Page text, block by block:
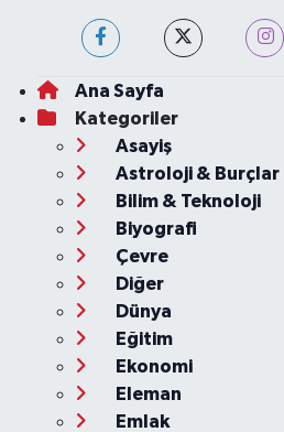
Ana Sayfa
Kategoriler
Asayiş
Astroloji & Burçlar
Bilim & Teknoloji
Biyografi
Çevre
Diğer
Dünya
Eğitim
Ekonomi
Eleman
Emlak